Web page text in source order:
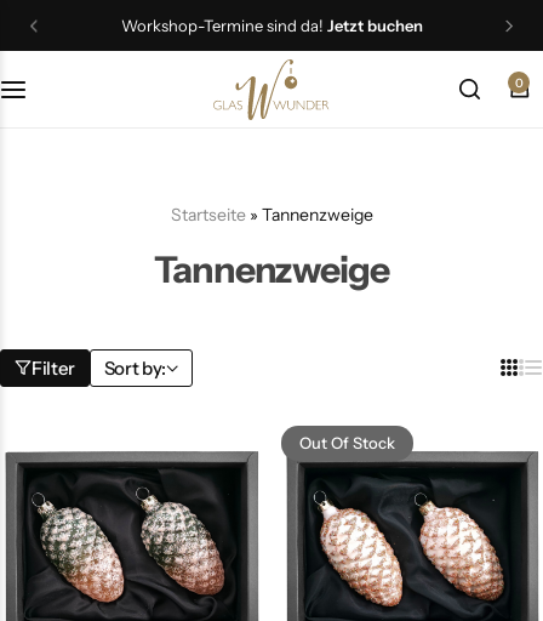
Workshop-Termine sind da! Jetzt buchen
0
Startseite» Tannenzweige
Tannenzweige
Filter Sort by:
Out Of Stock
Geschenkideen